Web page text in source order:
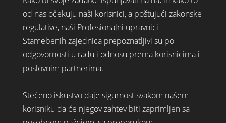
od nas očekuju naši korisnici, a poštujući zakonske
regulative, naši Profesionalni upravnici
Stamebenih zajednica prepoznatljivi su po
odgovornosti u radu i odnosu prema korisnicima i
poslovnim partnerima.
Stečeno iskustvo daje sigurnost svakom našem
korisniku da će njegov zahtev biti zaprimljen sa